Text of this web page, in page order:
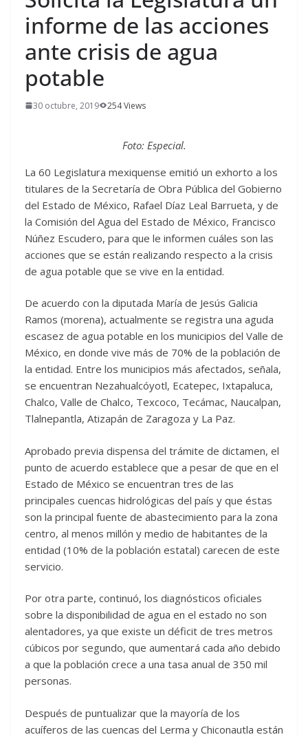
informe de las acciones
ante crisis de agua
potable
30 octubre, 2019 254 Views
Foto: Especial.
La 60 Legislatura mexiquense emitió un exhorto a los
titulares de la Secretaría de Obra Pública del Gobierno
del Estado de México, Rafael Díaz Leal Barrueta, y de
la Comisión del Agua del Estado de México, Francisco
Núñez Escudero, para que le informen cuáles son las
acciones que se están realizando respecto a la crisis
de agua potable que se vive en la entidad.
De acuerdo con la diputada María de Jesús Galicia
Ramos (morena), actualmente se registra una aguda
escasez de agua potable en los municipios del Valle de
México, en donde vive más de 70% de la población de
la entidad. Entre los municipios más afectados, señala,
se encuentran Nezahualcóyotl, Ecatepec, Ixtapaluca,
Chalco, Valle de Chalco, Texcoco, Tecámac, Naucalpan,
Tlalnepantla, Atizapán de Zaragoza y La Paz.
Aprobado previa dispensa del trámite de dictamen, el
punto de acuerdo establece que a pesar de que en el
Estado de México se encuentran tres de las
principales cuencas hidrológicas del país y que éstas
son la principal fuente de abastecimiento para la zona
centro, al menos millón y medio de habitantes de la
entidad (10% de la población estatal) carecen de este
servicio.
Por otra parte, continuó, los diagnósticos oficiales
sobre la disponibilidad de agua en el estado no son
alentadores, ya que existe un déficit de tres metros
cúbicos por segundo, que aumentará cada año debido
a que la población crece a una tasa anual de 350 mil
personas.
Después de puntualizar que la mayoría de los
acuíferos de las cuencas del Lerma y Chiconautla están